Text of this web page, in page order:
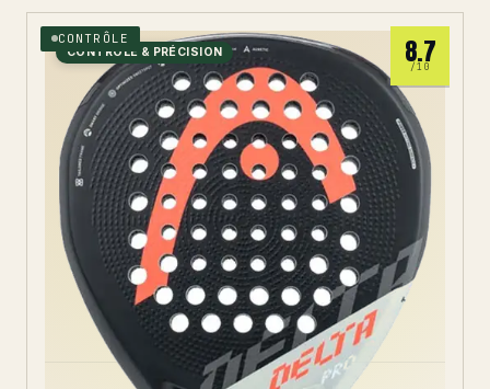
CONTRÔLE & PRÉCISION
CONTRÔLE 8.7
/10